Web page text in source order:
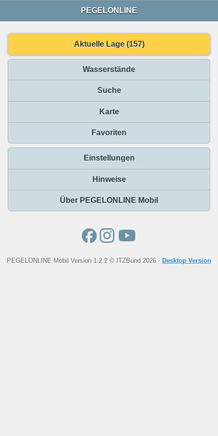
PEGELONLINE
Aktuelle Lage (157)
Wasserstände
Suche
Karte
Favoriten
Einstellungen
Hinweise
Über PEGELONLINE Mobil
PEGELONLINE Mobil Version 1.2.2 © ITZBund 2026 - Desktop Version